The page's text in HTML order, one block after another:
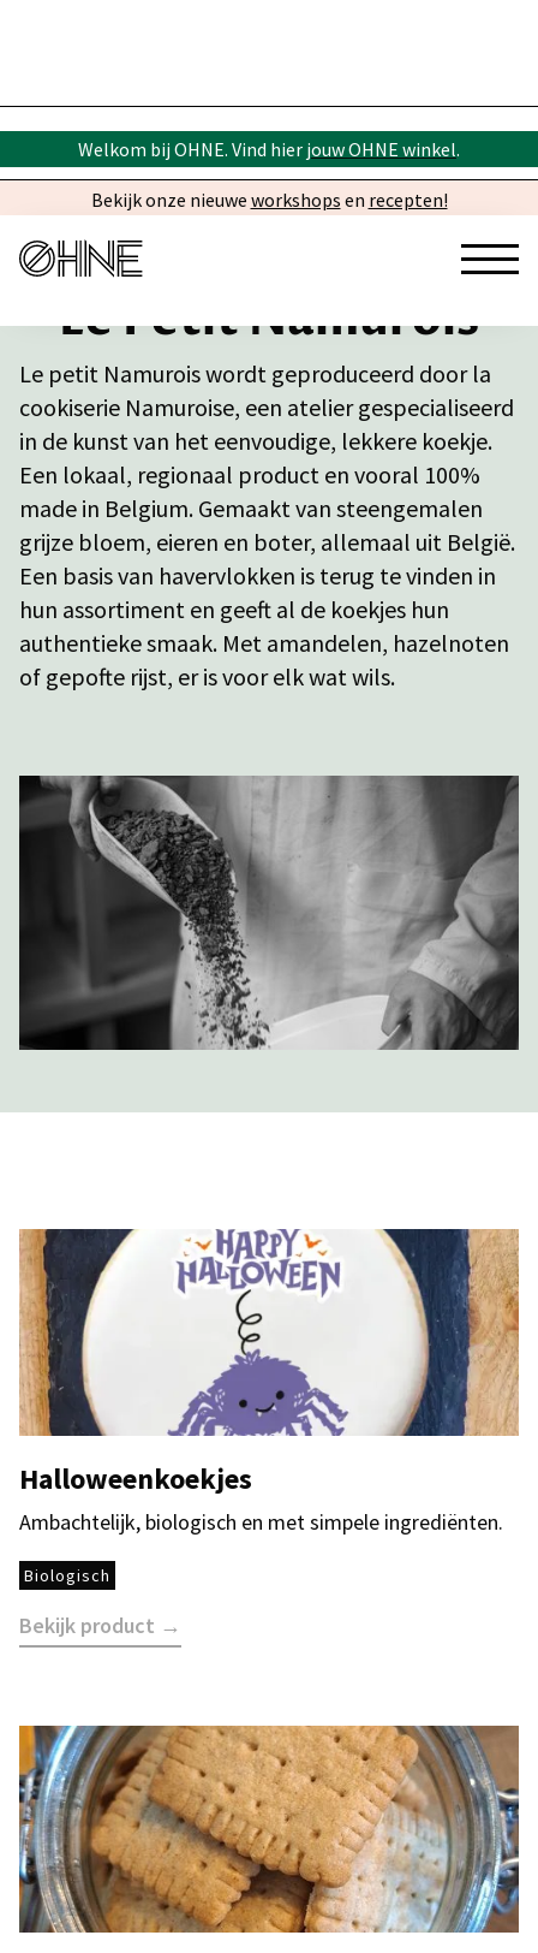
Welkom bij OHNE. Vind hier jouw OHNE winkel.
Bekijk onze nieuwe workshops en recepten!
Le Petit Namurois
Le petit Namurois wordt geproduceerd door la
cookiserie Namuroise, een atelier gespecialiseerd
in de kunst van het eenvoudige, lekkere koekje.
Een lokaal, regionaal product en vooral 100%
made in Belgium. Gemaakt van steengemalen
grijze bloem, eieren en boter, allemaal uit België.
Een basis van havervlokken is terug te vinden in
hun assortiment en geeft al de koekjes hun
authentieke smaak. Met amandelen, hazelnoten
of gepofte rijst, er is voor elk wat wils.
Halloweenkoekjes
Ambachtelijk, biologisch en met simpele ingrediënten.
Biologisch
Bekijk product →